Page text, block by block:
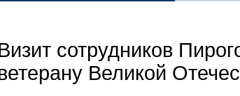
сотрудников
Великой